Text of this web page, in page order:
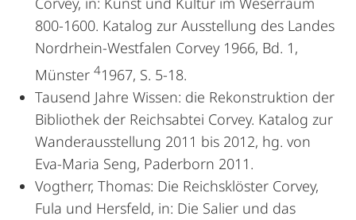
800-1600. Katalog zur Ausstellung des Landes
Nordrhein-Westfalen Corvey 1966, Bd. 1,
Münster 41967, S. 5-18.
Tausend Jahre Wissen: die Rekonstruktion der
Bibliothek der Reichsabtei Corvey. Katalog zur
Wanderausstellung 2011 bis 2012, hg. von
Eva-Maria Seng, Paderborn 2011.
Vogtherr, Thomas: Die Reichsklöster Corvey,
Fula und Hersfeld, in: Die Salier und das